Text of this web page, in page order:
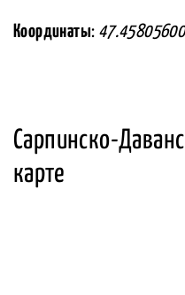
Координаты:
Сарпинско-
карте